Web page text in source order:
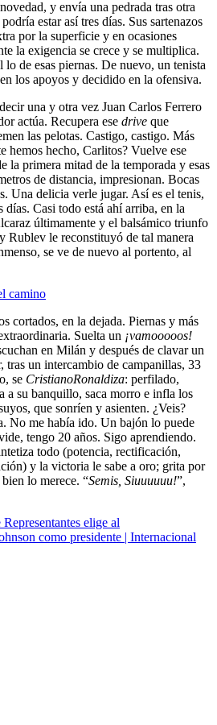
y envía una pedrada tras otra
estar así tres días. Sus sartenazos
por la superficie y en ocasiones
la exigencia se crece y se multiplica.
de esas piernas. De nuevo, un tenista
los apoyos y decidido en la ofensiva.
una y otra vez Juan Carlos Ferrero
actúa. Recupera ese drive que
las pelotas. Castigo, castigo. Más
hemos hecho, Carlitos? Vuelve ese
la primera mitad de la temporada y esas
de distancia, impresionan. Bocas
Una delicia verle jugar. Así es el tenis,
Casi todo está ahí arriba, en la
últimamente y el balsámico triunfo
Rublev le reconstituyó de tal manera
se ve de nuevo al portento, al
camino
cortados, en la dejada. Piernas y más
Suelta un ¡vamooooos!
en Milán y después de clavar un
tras un intercambio de campanillas, 33
se CristianoRonaldiza: perfilado,
a su banquillo, saca morro e infla los
que sonríen y asienten. ¿Veis?
No me había ido. Un bajón lo puede
tengo 20 años. Sigo aprendiendo.
todo (potencia, rectificación,
y la victoria le sabe a oro; grita por
lo merece. “Semis, Siuuuuuu!”,
elige al
como presidente | Internacional